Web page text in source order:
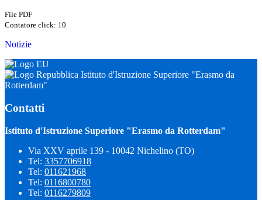
File PDF
Contatore click: 10
Notizie
Istituto d'Istruzione Superiore "Erasmo da
Rotterdam"
Contatti
Istituto d'Istruzione Superiore "Erasmo da Rotterdam"
Via XXV aprile 139 - 10042 Nichelino (TO)
Tel: 3357706918
Tel: 011621968
Tel: 0116800780
Tel: 0116279809